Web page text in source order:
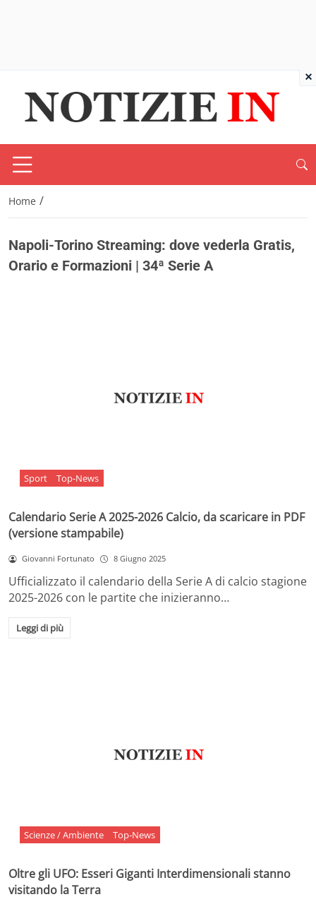
Home /
Napoli-Torino Streaming: dove vederla Gratis,
Orario e Formazioni | 34ª Serie A
Sport Top-News
Calendario Serie A 2025-2026 Calcio, da scaricare in PDF
(versione stampabile)
Giovanni Fortunato 8 Giugno 2025
Ufficializzato il calendario della Serie A di calcio stagione
2025-2026 con le partite che inizieranno…
Leggi di più
Scienze / Ambiente Top-News
Oltre gli UFO: Esseri Giganti Interdimensionali stanno
visitando la Terra
×